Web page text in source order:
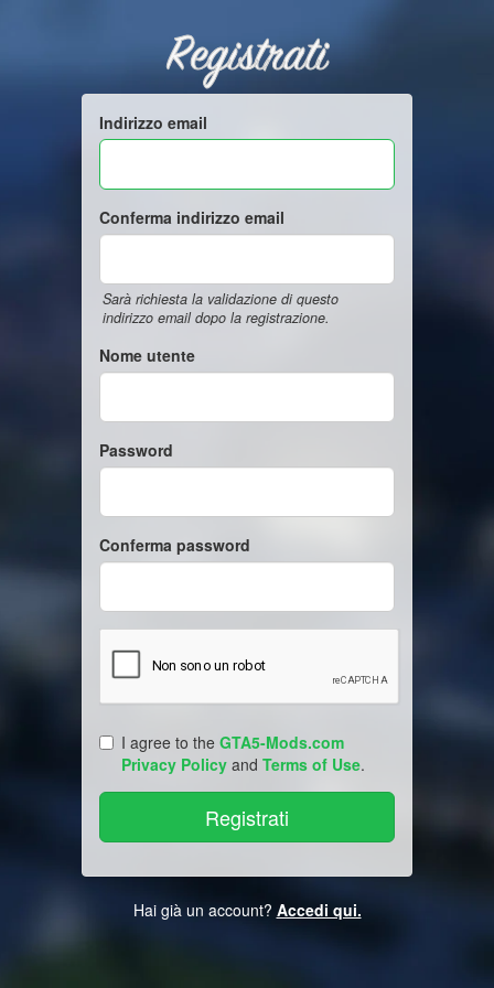
Registrati
Indirizzo email
Conferma indirizzo email
Sarà richiesta la validazione di questo
indirizzo email dopo la registrazione.
Nome utente
Password
Conferma password
I agree to the GTA5-Mods.com
Privacy Policy and Terms of Use.
Hai già un account? Accedi qui.